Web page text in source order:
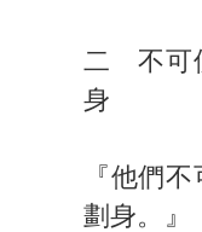
二 不可
身
『他們
劃身。』